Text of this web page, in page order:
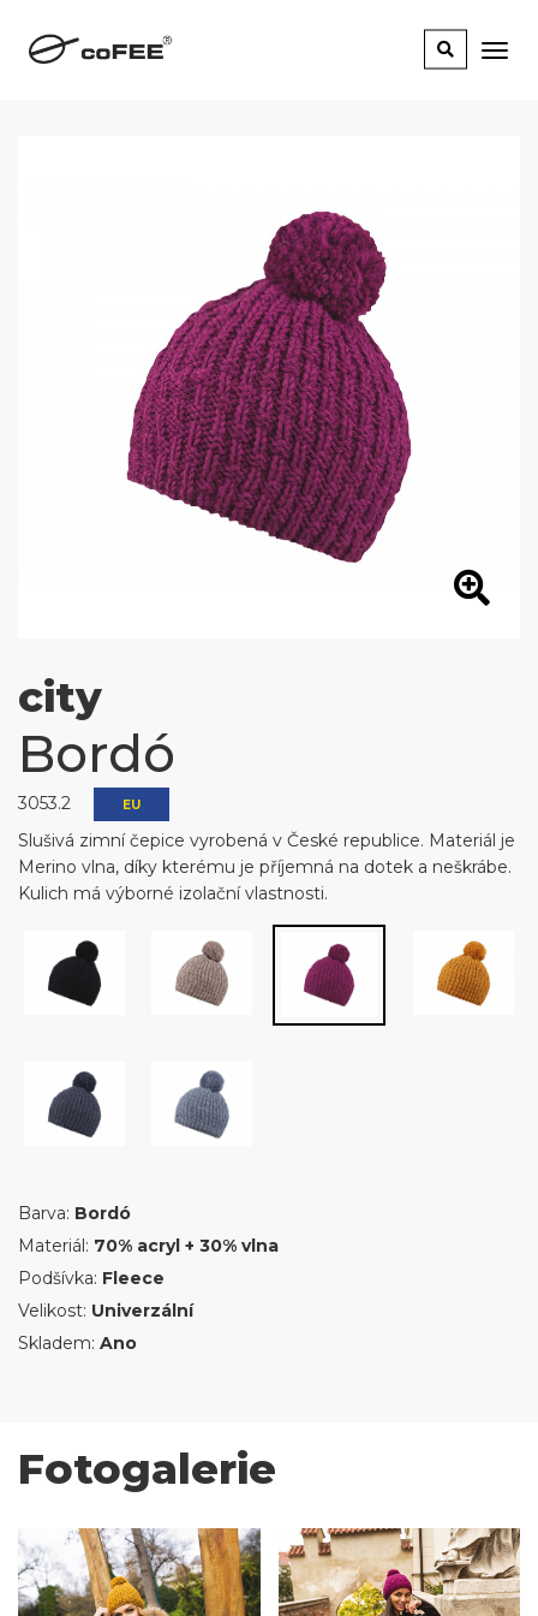
city
Bordó
3053.2 EU
Slušivá zimní čepice vyrobená v České republice. Materiál je
Merino vlna, díky kterému je příjemná na dotek a neškrábe.
Kulich má výborné izolační vlastnosti.
Barva: Bordó
Materiál: 70% acryl + 30% vlna
Podšívka: Fleece
Velikost: Univerzální
Skladem: Ano
Fotogalerie